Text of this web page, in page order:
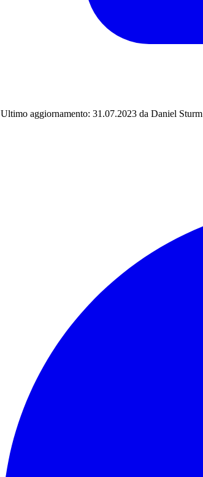
Ultimo aggiornamento: 31.07.2023 da Daniel Sturm